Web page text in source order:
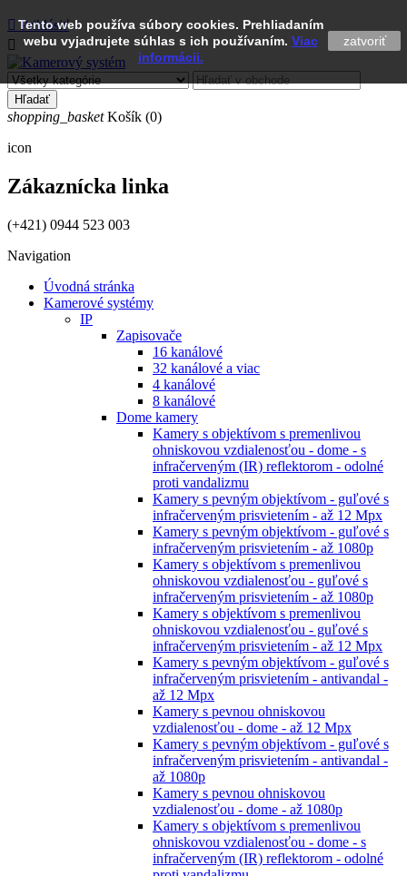
Tento web používa súbory cookies. Prehliadaním
webu vyjadrujete súhlas s ich používaním. Viac
informácii.
zatvoriť
 Prihlásiť

Hľadať
shopping_basket Košík (0)
icon
Zákaznícka linka
(+421) 0944 523 003
Navigation
Úvodná stránka
Kamerové systémy
IP
Zapisovače
16 kanálové
32 kanálové a viac
4 kanálové
8 kanálové
Dome kamery
Kamery s objektívom s premenlivou
ohniskovou vzdialenosťou - dome - s
infračerveným (IR) reflektorom - odolné
proti vandalizmu
Kamery s pevným objektívom - guľové s
infračerveným prisvietením - až 12 Mpx
Kamery s pevným objektívom - guľové s
infračerveným prisvietením - až 1080p
Kamery s objektívom s premenlivou
ohniskovou vzdialenosťou - guľové s
infračerveným prisvietením - až 1080p
Kamery s objektívom s premenlivou
ohniskovou vzdialenosťou - guľové s
infračerveným prisvietením - až 12 Mpx
Kamery s pevným objektívom - guľové s
infračerveným prisvietením - antivandal -
až 12 Mpx
Kamery s pevnou ohniskovou
vzdialenosťou - dome - až 12 Mpx
Kamery s pevným objektívom - guľové s
infračerveným prisvietením - antivandal -
až 1080p
Kamery s pevnou ohniskovou
vzdialenosťou - dome - až 1080p
Kamery s objektívom s premenlivou
ohniskovou vzdialenosťou - dome - s
infračerveným (IR) reflektorom - odolné